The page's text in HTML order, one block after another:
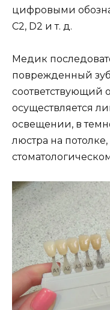
цифровыми
С2, D2 и т. д.
Медик
поврежденный
соответствующий
осуществляется
освещении, в
люстра на